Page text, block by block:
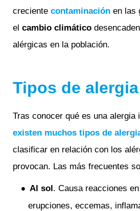
creciente contaminación en las
el cambio climático
alérgicas en la población.
Tipos de alergia
Tras conocer qué es una alergia
existen muchos tipos de
clasificar en relación con los
provocan. Las más frecuentes
Al sol . Causa reacciones
erupciones, eccemas,